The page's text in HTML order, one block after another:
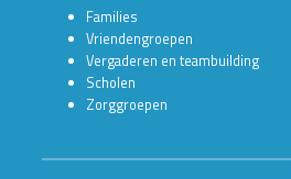
Families
Vriendengroepen
Vergaderen en teambuilding
Scholen
Zorggroepen